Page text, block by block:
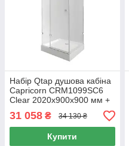
Набір Qtap душова кабіна
Capricorn CRM1099SC6
Clear 2020x900x900 мм +
піддон Tern 309912C
90x90x12 см з сифоном
31 058 ₴ 34 130 ₴
Купити